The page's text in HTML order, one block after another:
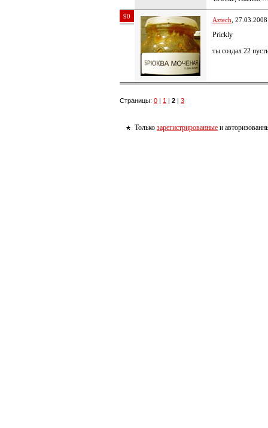
90 Aztech ,
Prickly
ты создал 22
Страницы: 0 | 1 | 2 | 3
Только зарегистрированные и